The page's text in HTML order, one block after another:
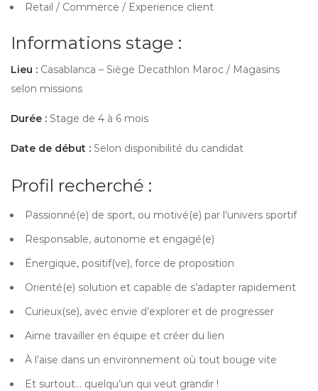
Retail / Commerce / Experience client
Informations stage :
Lieu : Casablanca – Siège Decathlon Maroc / Magasins
selon missions
Durée : Stage de 4 à 6 mois
Date de début : Selon disponibilité du candidat
Profil recherché :
Passionné(e) de sport, ou motivé(e) par l’univers sportif
Responsable, autonome et engagé(e)
Énergique, positif(ve), force de proposition
Orienté(e) solution et capable de s’adapter rapidement
Curieux(se), avec envie d’explorer et de progresser
Aime travailler en équipe et créer du lien
À l’aise dans un environnement où tout bouge vite
Et surtout… quelqu’un qui veut grandir !